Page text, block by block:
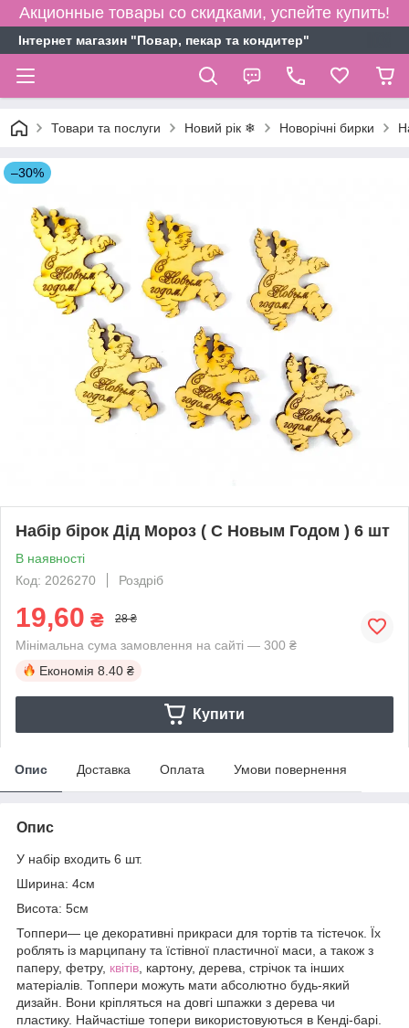
Акционные товары со скидками, успейте купить!
Інтернет магазин "Повар, пекар та кондитер"
Товари та послуги Новий рік ❄ Новорічні бирки
–30%
Набір бірок Дід Мороз ( С Новым Годом ) 6 шт
В наявності
Код: 2026270
Роздріб
19,60 ₴ 28 ₴
Мінімальна сума замовлення на сайті — 300 ₴
Економія 8.40 ₴
Купити
Опис Доставка Оплата Умови повернення
Опис
У набір входить 6 шт.
Ширина: 4см
Висота: 5см
Топпери— це декоративні прикраси для тортів та тістечок. Їх
роблять із марципану та їстівної пластичної маси, а також з
паперу, фетру, квітів , картону, дерева, стрічок та інших
матеріалів. Топпери можуть мати абсолютно будь-який
дизайн. Вони кріпляться на довгі шпажки з дерева чи
пластику. Найчастіше топери використовуються в Кенді-барі.